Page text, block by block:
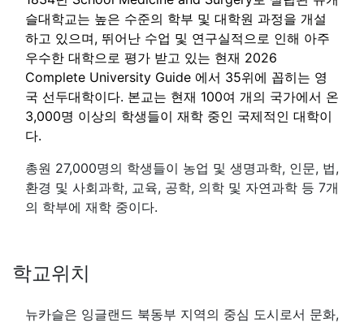
슬대학교는 높은 수준의 학부 및 대학원 과정을 개설
하고 있으며, 뛰어난 수업 및 연구실적으로 인해 아주
우수한 대학으로 평가 받고 있는 현재 2026
Complete University Guide 에서 35위에 꼽히는 영
국 선두대학이다. 본교는 현재 100여 개의 국가에서 온
3,000명 이상의 학생들이 재학 중인 국제적인 대학이
다.
총원 27,000명의 학생들이 농업 및 생명과학, 인문, 법,
환경 및 사회과학, 교육, 공학, 의학 및 자연과학 등 7개
의 학부에 재학 중이다.
학교위치
뉴카슬은 잉글랜드 북동부 지역의 중심 도시로서 문화,